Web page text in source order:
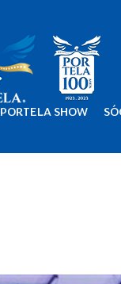
PORTELA SHOW